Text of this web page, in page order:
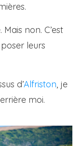
non. C’est
leurs
d’Alfriston, je
moi.